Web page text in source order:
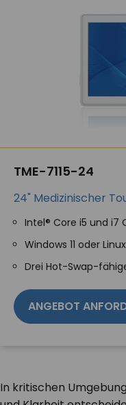
TME-7115-24
24" Medizinischer
Intel® Core i5 und i7
Windows 11 oder Linux
Drei Hot-Swap-
ANGEBOT
In kritischen